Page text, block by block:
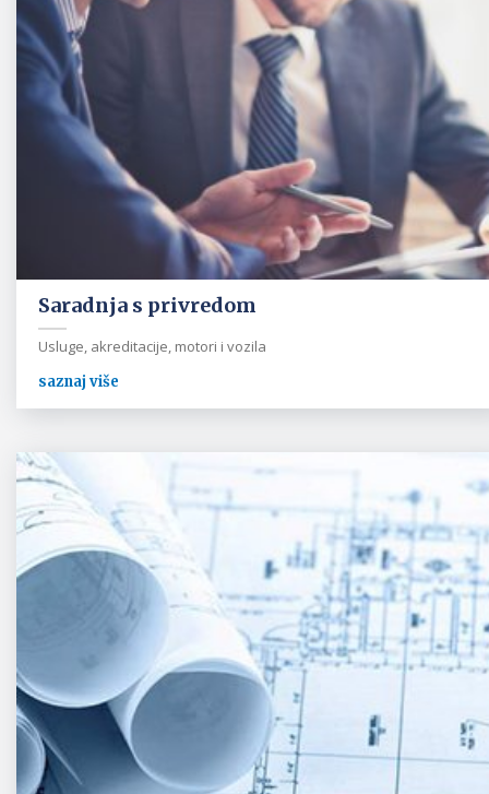
Saradnja s privredom
Usluge, akreditacije, motori i vozila
saznaj više